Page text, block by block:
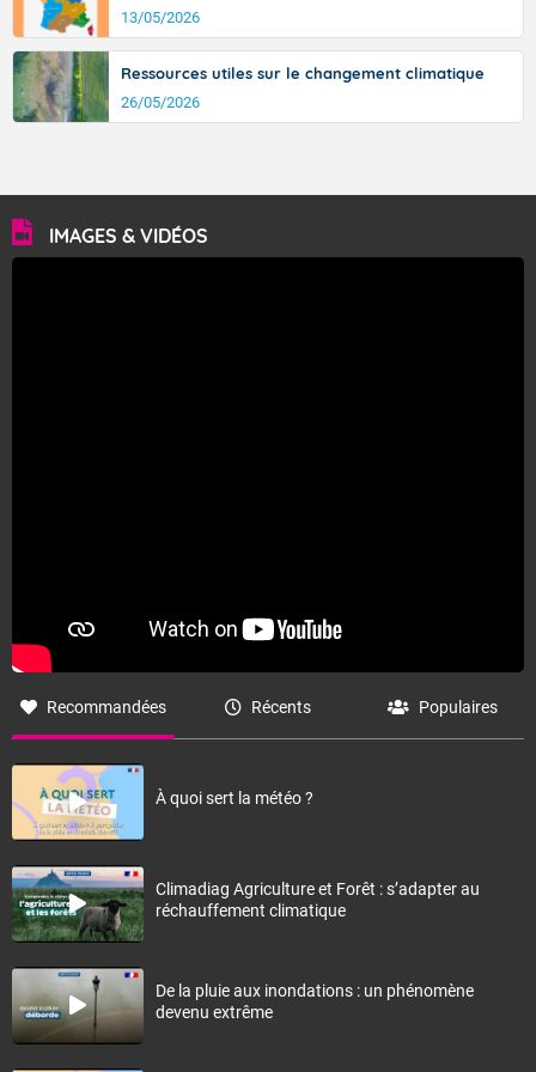
13/05/2026
Ressources utiles sur le changement climatique
26/05/2026
IMAGES & VIDÉOS
Recommandées Récents Populaires
À quoi sert la météo ?
Climadiag Agriculture et Forêt : s’adapter au
réchauffement climatique
De la pluie aux inondations : un phénomène
devenu extrême